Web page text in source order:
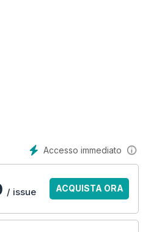
Accesso immediato
/ issue ACQUISTA ORA